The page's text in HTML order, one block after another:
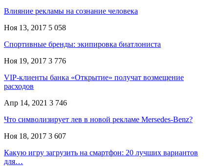
Влияние рекламы на сознание человека
Ноя 13, 2017 5 058
Спортивные бренды: экипировка биатлониста
Ноя 19, 2017 3 776
VIP-клиенты банка «Открытие» получат возмещение
расходов
Апр 14, 2021 3 746
Что символизирует лев в новой рекламе Mersedes-Benz?
Ноя 18, 2017 3 607
Какую игру загрузить на смартфон: 20 лучших вариантов
для…